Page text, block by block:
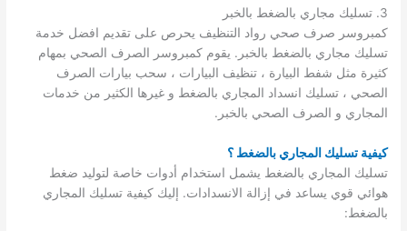
3. تسليك مجاري بالضغط بالخبر
كمبروسر صرف صحي رواد التنظيف يحرص على تقديم افضل خدمة
تسليك مجاري بالضغط بالخبر. يقوم كمبروسر الصرف الصحي بمهام
كثيرة مثل شفط البيارة ، تنظيف البيارات ، سحب بيارات الصرف
الصحي ، تسليك انسداد المجاري بالضغط و غيرها الكثير من خدمات
المجاري و الصرف الصحي بالخبر.
كيفية تسليك المجاري بالضغط ؟
تسليك المجاري بالضغط يشمل استخدام أدوات خاصة لتوليد ضغط
هوائي قوي يساعد في إزالة الانسدادات. إليك كيفية تسليك المجاري
بالضغط: